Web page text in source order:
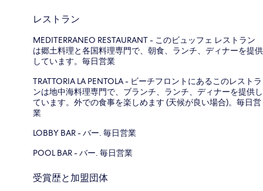
レストラン
MEDITERRANEO RESTAURANT - このビュッフェ レストラン
は郷土料理と各国料理専門で、朝食、ランチ、ディナーを提供
しています。毎日営業
TRATTORIA LA PENTOLA - ビーチフロントにあるこのレストラ
ンは地中海料理専門で、ブランチ、ランチ、ディナーを提供し
ています。外での食事を楽しめます (天候が良い場合)。毎日営
業
LOBBY BAR - バー. 毎日営業
POOL BAR - バー. 毎日営業
受賞歴と加盟団体